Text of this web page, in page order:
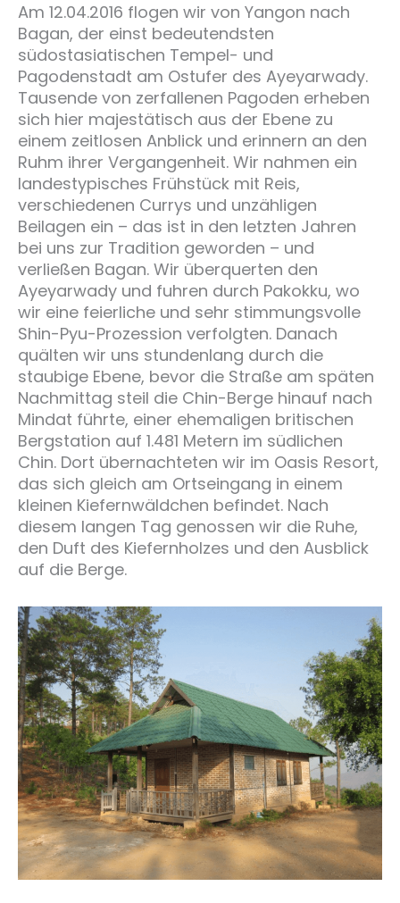
Am 12.04.2016 flogen wir von Yangon nach
Bagan, der einst bedeutendsten
südostasiatischen Tempel- und
Pagodenstadt am Ostufer des Ayeyarwady.
Tausende von zerfallenen Pagoden erheben
sich hier majestätisch aus der Ebene zu
einem zeitlosen Anblick und erinnern an den
Ruhm ihrer Vergangenheit. Wir nahmen ein
landestypisches Frühstück mit Reis,
verschiedenen Currys und unzähligen
Beilagen ein – das ist in den letzten Jahren
bei uns zur Tradition geworden – und
verließen Bagan. Wir überquerten den
Ayeyarwady und fuhren durch Pakokku, wo
wir eine feierliche und sehr stimmungsvolle
Shin-Pyu-Prozession verfolgten. Danach
quälten wir uns stundenlang durch die
staubige Ebene, bevor die Straße am späten
Nachmittag steil die Chin-Berge hinauf nach
Mindat führte, einer ehemaligen britischen
Bergstation auf 1.481 Metern im südlichen
Chin. Dort übernachteten wir im Oasis Resort,
das sich gleich am Ortseingang in einem
kleinen Kiefernwäldchen befindet. Nach
diesem langen Tag genossen wir die Ruhe,
den Duft des Kiefernholzes und den Ausblick
auf die Berge.